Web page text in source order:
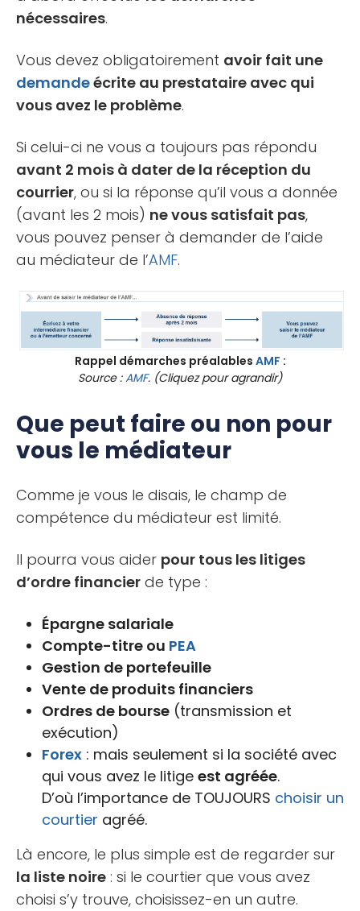
nécessaires.
Vous devez obligatoirement avoir fait une
demandeécrite au prestataire avec qui
vous avez le problème.
Si celui-ci ne vous a toujours pas répondu
avant 2 mois à dater de la réception du
courrier, ou si la réponse qu’il vous a donnée
(avant les 2 mois) ne vous satisfait pas,
vous pouvez penser à demander de l’aide
au médiateur de l’AMF.
Rappel démarches préalables AMF :
Source :AMF. (Cliquez pour agrandir)
Que peut faire ou non pour
vous le médiateur
Comme je vous le disais, le champ de
compétence du médiateur est limité.
Il pourra vous aider pour tous les litiges
d’ordre financier de type :
Épargne salariale
Compte-titre ou PEA
Gestion de portefeuille
Vente de produits financiers
Ordres de bourse (transmission et
exécution)
Forex : mais seulement si la société avec
qui vous avez le litige est agréée.
D’où l’importance de TOUJOURS choisir un
courtier agréé.
Là encore, le plus simple est de regarder sur
la liste noire : si le courtier que vous avez
choisi s’y trouve, choisissez-en un autre.